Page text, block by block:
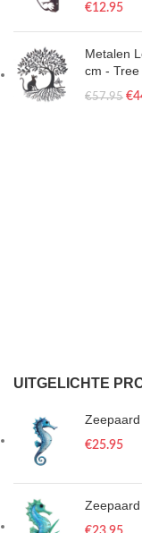
€12.95
Metalen
cm -
€57.95 €
UITGELICHTE
€25.95